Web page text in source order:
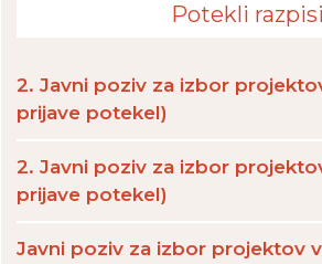
Potekli razpisi
2. Javni poziv za izbor
prijave potekel)
2. Javni poziv za izbor
prijave potekel)
Javni poziv za izbor projektov